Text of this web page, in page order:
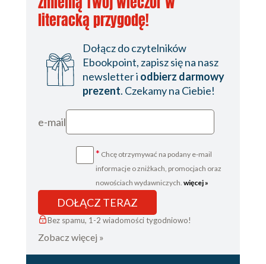
literacką przygodę!
Dołącz do czytelników
Ebookpoint, zapisz się na nasz
newsletter i odbierz darmowy
prezent. Czekamy na Ciebie!
e-mail
* Chcę otrzymywać na podany e-mail
informacje o zniżkach, promocjach oraz
nowościach wydawniczych. więcej »
DOŁĄCZ TERAZ
Bez spamu, 1-2 wiadomości tygodniowo!
Zobacz więcej »